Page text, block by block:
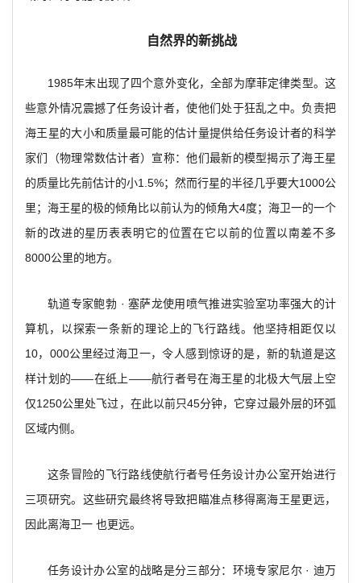
自然界的新挑战
1985年末出现了四个意外变化，全部为摩菲定律类型。这
些意外情况震撼了任务设计者，使他们处于狂乱之中。负责把
海王星的大小和质量最可能的估计量提供给任务设计者的科学
家们（物理常数估计者）宣称：他们最新的模型揭示了海王星
的质量比先前估计的小1.5%；然而行星的半径几乎要大1000公
里；海王星的极的倾角比以前认为的倾角大4度；海卫一的一个
新的改进的星历表表明它的位置在它以前的位置以南差不多
8000公里的地方。
轨道专家鲍勃 · 塞萨龙使用喷气推进实验室功率强大的计
算机，以探索一条新的理论上的飞行路线。他坚持相距仅以
10，000公里经过海卫一，令人感到惊讶的是，新的轨道是这
样计划的——在纸上——航行者号在海王星的北极大气层上空
仅1250公里处飞过，在此以前只45分钟，它穿过最外层的环弧
区域内侧。
这条冒险的飞行路线使航行者号任务设计办公室开始进行
三项研究。这些研究最终将导致把瞄准点移得离海王星更远，
因此离海卫一 也更远。
任务设计办公室的战略是分三部分：环境专家尼尔 · 迪万